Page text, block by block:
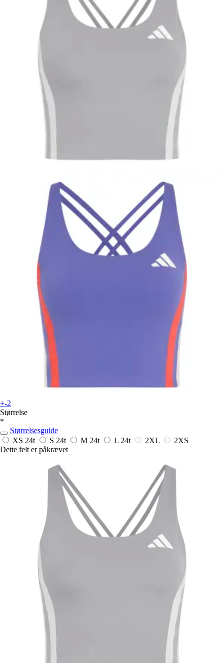
+-2
Størrelse
*
Størrelsesguide
XS 24t S 24t M 24t L 24t 2XL
2XS
Dette felt er påkrævet